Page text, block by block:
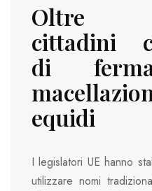
Oltre
cittadini
di
equidi
I legislatori UE hanno
utilizzare nomi